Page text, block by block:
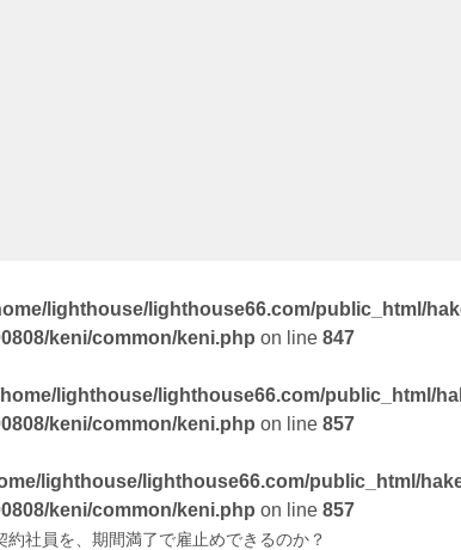
lighthouse/lighthouse66.com/public_html/
keni/common/keni.php on line 847
lighthouse/lighthouse66.com/public_html/
keni/common/keni.php on line 857
lighthouse/lighthouse66.com/public_html/
keni/common/keni.php on line 857
社員を、期間満了で雇⽌めできるのか？